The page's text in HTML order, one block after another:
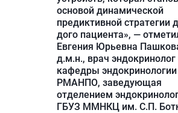
основой динамической
предиктивной стратегии
дого пациента», —
Евгения Юрьевна
д.м.н., врач
кафедры эндокринологии
РМАНПО, заведующая
отделением
ГБУЗ ММНКЦ им. С.П.